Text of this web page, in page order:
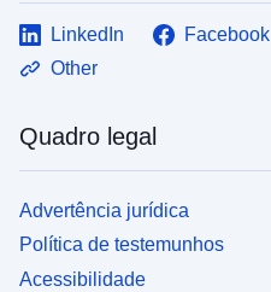
LinkedIn Facebook
Other
Quadro legal
Advertência jurídica
Política de testemunhos
Acessibilidade